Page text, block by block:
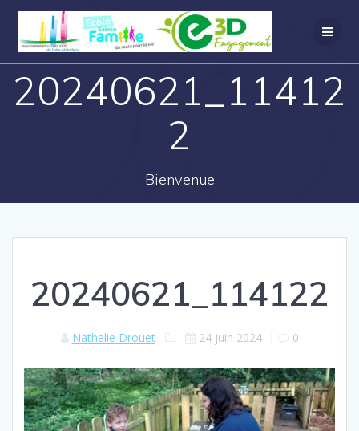
20240621_11412
2
Bienvenue
20240621_114122
Nathalie Drouet 24 juin 2024| 0